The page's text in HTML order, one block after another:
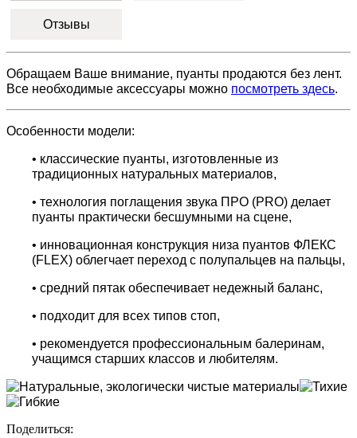
Отзывы
Обращаем Ваше внимание, пуанты продаются без лент.
Все необходимые аксессуары можно посмотреть здесь.
Особенности модели:
• классические пуанты, изготовленные из
традиционных натуральных материалов,
• технология поглащения звука ПРО (PRO) делает
пуанты практически бесшумными на сцене,
• инновационная конструкция низа пуантов ФЛЕКС
(FLEX) облегчает переход с полупальцев на пальцы,
• средний пятак обеспечивает недежный баланс,
• подходит для всех типов стоп,
• рекомендуется профессиональным балеринам,
учащимся старших классов и любителям.
Поделиться: